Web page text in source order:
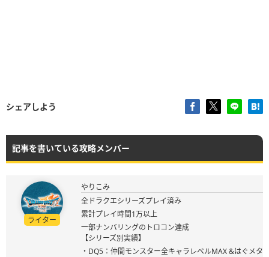
シェアしよう
記事を書いている攻略メンバー
ライター
やりこみ
全ドラクエシリーズプレイ済み
累計プレイ時間1万以上
一部ナンバリングのトロコン達成
【シリーズ別実績】
・DQ5：仲間モンスター全キャラレベルMAX &はぐメタ